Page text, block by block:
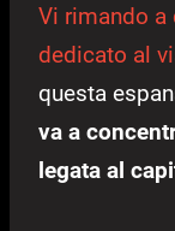
Vi rimando a
dedicato al
questa
va a
legata al